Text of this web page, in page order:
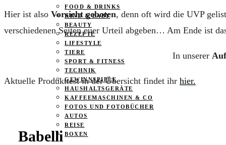
FOOD & DRINKS
KIND & BABY
BEAUTY
REZEPTE
LIFESTYLE
TIERE
SPORT & FITNESS
TECHNIK
GEWINNSPIELE
HAUSHALTSGERÄTE
KAFFEEMASCHINEN & CO
FOTOS UND FOTOBÜCHER
AUTOS
REISE
BOXEN
Hier ist also Vorsicht geboten, denn oft wird die UVP
verschiedenen Seiten euer Urteil abgeben… Am Ende ist
In unserer
Aktuelle Produkttest in der Übersicht findet ihr hier.
Babelli